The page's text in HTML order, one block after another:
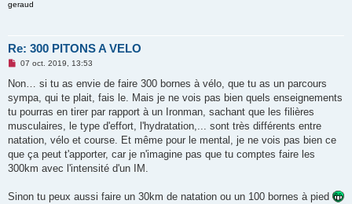
geraud
Re: 300 PITONS A VELO
M
s
a
g
e
n
o
l
u
07 oct. 2019, 13:53
Non… si tu as envie de faire 300 bornes à vélo, que tu as un parcours
sympa, qui te plait, fais le. Mais je ne vois pas bien quels enseignements
tu pourras en tirer par rapport à un Ironman, sachant que les filières
musculaires, le type d'effort, l'hydratation,... sont très différents entre
natation, vélo et course. Et même pour le mental, je ne vois pas bien ce
que ça peut t'apporter, car je n'imagine pas que tu comptes faire les
300km avec l'intensité d'un IM.
Sinon tu peux aussi faire un 30km de natation ou un 100 bornes à pied